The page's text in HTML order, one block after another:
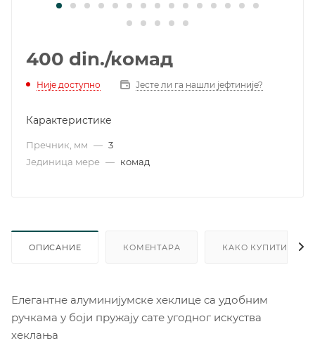
400 din./комад
Није доступно Јесте ли га нашли јефтиније?
Карактеристике
Пречник, мм — 3
Јединица мере — комад
ОПИСАНИЕ КОМЕНТАРА КАКО КУПИТИ
Елегантне алуминијумске хеклице са удобним
ручкама у боји пружају сате угодног искуства
хеклања